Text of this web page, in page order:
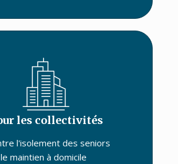
les collectivités
l'isolement des seniors
maintien à domicile